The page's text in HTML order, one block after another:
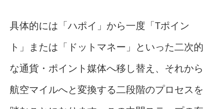
具体的には「ハポイ」から一度「Tポイン
ト」または「ドットマネー」といった二次的
な通貨・ポイント媒体へ移し替え、それから
航空マイルへと変換する二段階のプロセスを